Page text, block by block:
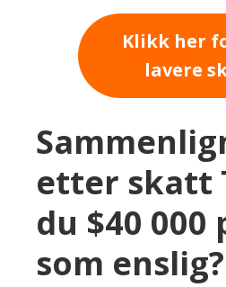
Klikk her
lavere
etter skatt
du $40 000
som enslig?